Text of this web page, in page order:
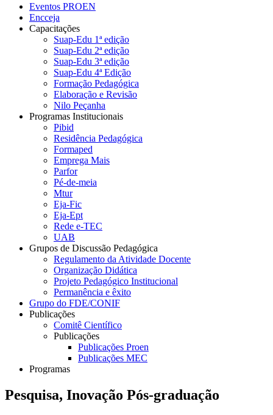
Eventos PROEN
Encceja
Capacitações
Suap-Edu 1ª edição
Suap-Edu 2ª edição
Suap-Edu 3ª edição
Suap-Edu 4ª Edição
Formação Pedagógica
Elaboração e Revisão
Nilo Peçanha
Programas Institucionais
Pibid
Residência Pedagógica
Formaped
Emprega Mais
Parfor
Pé-de-meia
Mtur
Eja-Fic
Eja-Ept
Rede e-TEC
UAB
Grupos de Discussão Pedagógica
Regulamento da Atividade Docente
Organização Didática
Projeto Pedagógico Institucional
Permanência e êxito
Grupo do FDE/CONIF
Publicações
Comitê Científico
Publicações
Publicações Proen
Publicações MEC
Programas
Pesquisa, Inovação Pós-graduação